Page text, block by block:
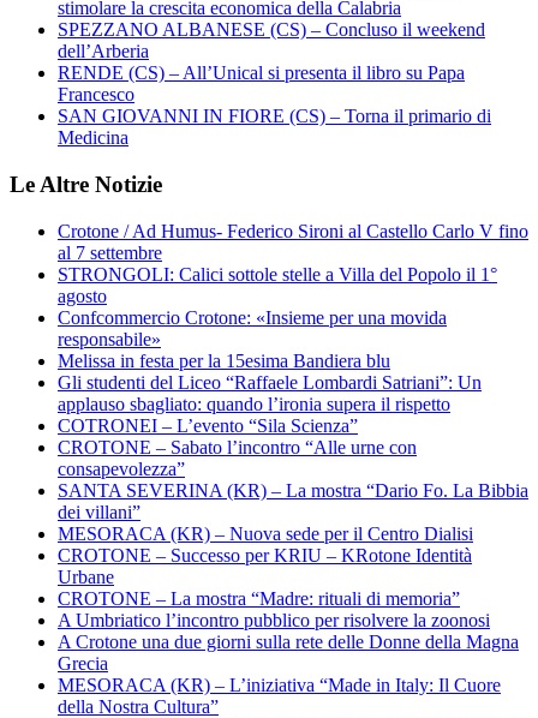
stimolare la crescita economica della Calabria
SPEZZANO ALBANESE (CS) – Concluso il weekend
dell’Arberia
RENDE (CS) – All’Unical si presenta il libro su Papa
Francesco
SAN GIOVANNI IN FIORE (CS) – Torna il primario di
Medicina
Le Altre Notizie
Crotone / Ad Humus- Federico Sironi al Castello Carlo V fino
al 7 settembre
STRONGOLI: Calici sottole stelle a Villa del Popolo il 1°
agosto
Confcommercio Crotone: «Insieme per una movida
responsabile»
Melissa in festa per la 15esima Bandiera blu
Gli studenti del Liceo “Raffaele Lombardi Satriani”: Un
applauso sbagliato: quando l’ironia supera il rispetto
COTRONEI – L’evento “Sila Scienza”
CROTONE – Sabato l’incontro “Alle urne con
consapevolezza”
SANTA SEVERINA (KR) – La mostra “Dario Fo. La Bibbia
dei villani”
MESORACA (KR) – Nuova sede per il Centro Dialisi
CROTONE – Successo per KRIU – KRotone Identità
Urbane
CROTONE – La mostra “Madre: rituali di memoria”
A Umbriatico l’incontro pubblico per risolvere la zoonosi
A Crotone una due giorni sulla rete delle Donne della Magna
Grecia
MESORACA (KR) – L’iniziativa “Made in Italy: Il Cuore
della Nostra Cultura”